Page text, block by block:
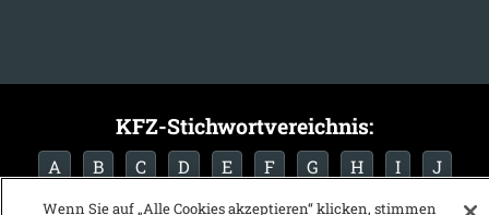
KFZ-Stichwortvereichnis:
A B C D E F G H I
J
K
L M N O P Q R S
Wenn Sie auf „Alle Cookies akzeptieren“ klicken, stimmen